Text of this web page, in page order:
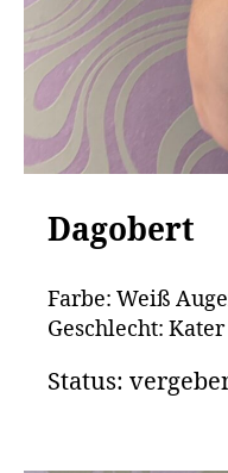
Dagobert
Farbe: Weiß
Geschlecht: Kater
Status: